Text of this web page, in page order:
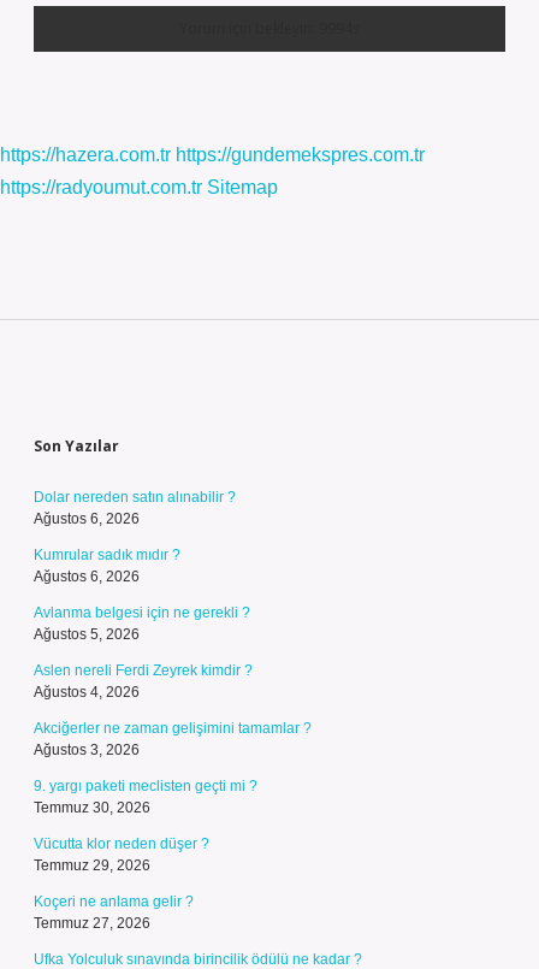
https://hazera.com.tr https://gundemekspres.com.tr
https://radyoumut.com.tr Sitemap
Son Yazılar
Dolar nereden satın alınabilir ?
Ağustos 6, 2026
Kumrular sadık mıdır ?
Ağustos 6, 2026
Avlanma belgesi için ne gerekli ?
Ağustos 5, 2026
Aslen nereli Ferdi Zeyrek kimdir ?
Ağustos 4, 2026
Akciğerler ne zaman gelişimini tamamlar ?
Ağustos 3, 2026
9. yargı paketi meclisten geçti mi ?
Temmuz 30, 2026
Vücutta klor neden düşer ?
Temmuz 29, 2026
Koçeri ne anlama gelir ?
Temmuz 27, 2026
Ufka Yolculuk sınavında birincilik ödülü ne kadar ?